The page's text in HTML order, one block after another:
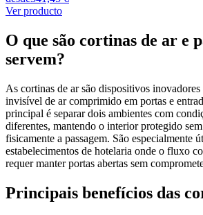
Ver producto
O que são cortinas de ar e
servem?
As cortinas de ar são dispositivos
invisível de ar comprimido em portas e
principal é separar dois ambientes com
diferentes, mantendo o interior protegido
fisicamente a passagem. São especialmente
estabelecimentos de hotelaria onde o fluxo
requer manter portas abertas sem
Principais benefícios das